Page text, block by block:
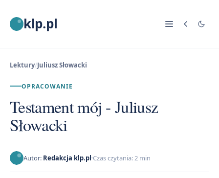
klp.pl
Lektury/Juliusz Słowacki
OPRACOWANIE
Testament mój - Juliusz
Słowacki
Autor: Redakcja klp.pl Czas czytania: 2 min